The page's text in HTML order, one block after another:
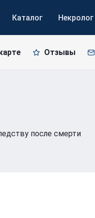
Каталог Некролог
Отзывы
после смерти